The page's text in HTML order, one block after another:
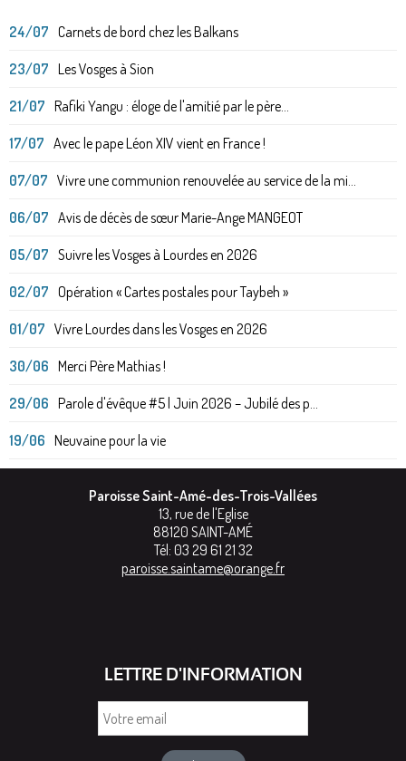
24/07 Carnets de bord chez les Balkans
23/07 Les Vosges à Sion
21/07 Rafiki Yangu : éloge de l'amitié par le père...
17/07 Avec le pape Léon XIV vient en France !
07/07 Vivre une communion renouvelée au service de la mi...
06/07 Avis de décès de sœur Marie-Ange MANGEOT
05/07 Suivre les Vosges à Lourdes en 2026
02/07 Opération « Cartes postales pour Taybeh »
01/07 Vivre Lourdes dans les Vosges en 2026
30/06 Merci Père Mathias !
29/06 Parole d'évêque #5 | Juin 2026 – Jubilé des p...
19/06 Neuvaine pour la vie
Paroisse Saint-Amé-des-Trois-Vallées
13, rue de l'Eglise
88120 SAINT-AMÉ
Tél: 03 29 61 21 32
paroisse.saintame@orange.fr
LETTRE D'INFORMATION